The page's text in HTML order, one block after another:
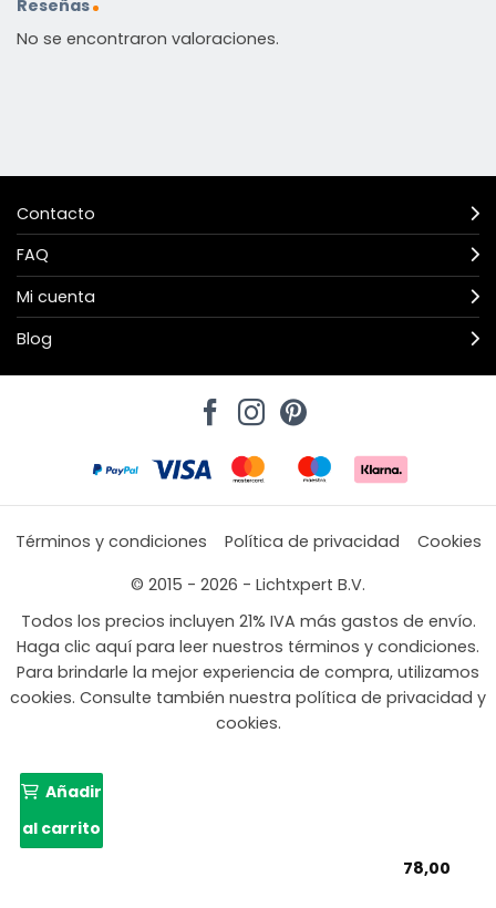
Reseñas
No se encontraron valoraciones.
Contacto
FAQ
Mi cuenta
Blog
Términos y condiciones Política de privacidad
Cookies
© 2015 - 2026 - Lichtxpert B.V.
Todos los precios incluyen 21% IVA más gastos de envío.
Haga clic aquí para leer nuestros términos y condiciones.
Para brindarle la mejor experiencia de compra, utilizamos
cookies. Consulte también nuestra política de privacidad y
cookies.
78,00
Añadir
al carrito